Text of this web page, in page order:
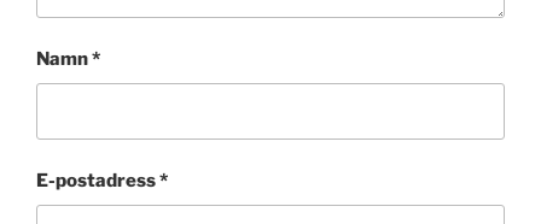
Namn*
E-postadress*